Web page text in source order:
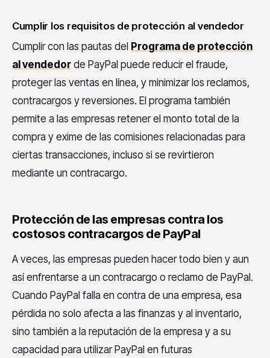
Cumplir los requisitos de protección al vendedor
Cumplir con las pautas del Programa de protección
al vendedor de PayPal puede reducir el fraude,
proteger las ventas en línea, y minimizar los reclamos,
contracargos y reversiones. El programa también
permite a las empresas retener el monto total de la
compra y exime de las comisiones relacionadas para
ciertas transacciones, incluso si se revirtieron
mediante un contracargo.
Protección de las empresas contra los
costosos contracargos de PayPal
A veces, las empresas pueden hacer todo bien y aun
así enfrentarse a un contracargo o reclamo de PayPal.
Cuando PayPal falla en contra de una empresa, esa
pérdida no solo afecta a las finanzas y al inventario,
sino también a la reputación de la empresa y a su
capacidad para utilizar PayPal en futuras